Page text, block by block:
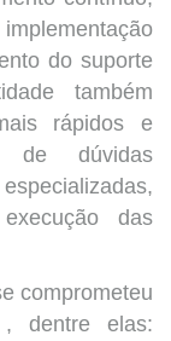
do suporte
também
rápidos e
de dúvidas
das
comprometeu
, dentre elas: